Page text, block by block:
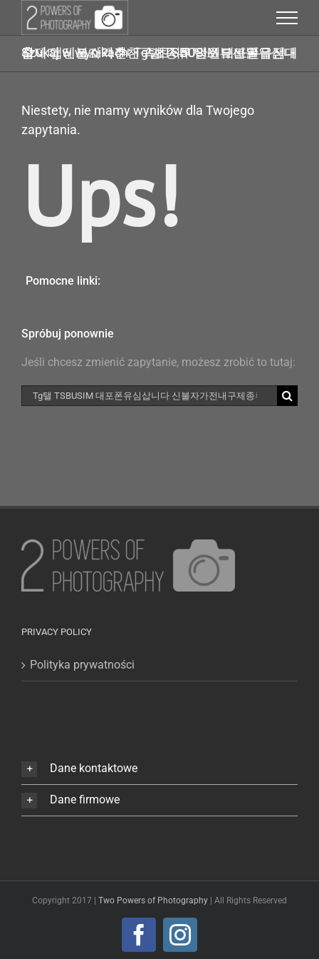
Przejdź
Szukaj w wynikach: Tg탤 TSBUSIM 대포폰유심삽니다 신불자가전내구제종류 탬스뷰선불유심내구제 앱테크소액추천 속초시50만원모바일급전대출
Niestety, nie mamy wyników dla Twojego
zapytania.
Ups!
Pomocne linki:
Spróbuj ponownie
Jeśli chcesz zmienić zapytanie, możesz zrobić to tutaj:
Szukaj
PRIVACY POLICY
Polityka prywatności
Dane kontaktowe
Dane firmowe
Copyright 2017 | Two Powers of Photography | All Rights Reserved
FacebookInstagram